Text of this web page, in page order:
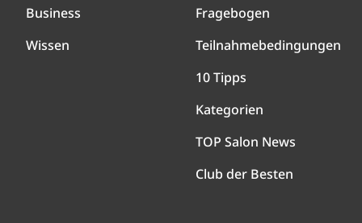
Business
Wissen
Fragebogen
Teilnahmebedingungen
10 Tipps
Kategorien
TOP Salon News
Club der Besten